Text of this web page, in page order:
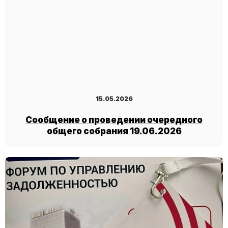
15.05.2026
Сообщение о проведении очередного
общего собрания 19.06.2026